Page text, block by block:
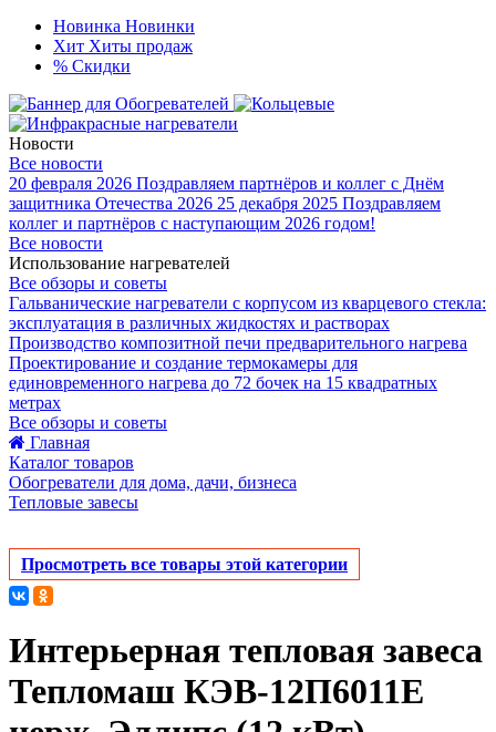
Новинка Новинки
Хит Хиты продаж
% Скидки
Новости
Все новости
20 февраля 2026 Поздравляем партнёров и коллег с Днём
защитника Отечества 2026 25 декабря 2025 Поздравляем
коллег и партнёров с наступающим 2026 годом!
Все новости
Использование нагревателей
Все обзоры и советы
Гальванические нагреватели с корпусом из кварцевого стекла:
эксплуатация в различных жидкостях и растворах
Производство композитной печи предварительного нагрева
Проектирование и создание термокамеры для
единовременного нагрева до 72 бочек на 15 квадратных
метрах
Все обзоры и советы
Главная
Каталог товаров
Обогреватели для дома, дачи, бизнеса
Тепловые завесы
Просмотреть все товары этой категории
Интерьерная тепловая завеса
Тепломаш КЭВ-12П6011Е